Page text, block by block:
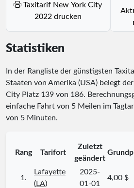
Taxitarif New York City
2022 drucken
Statistiken
In der Rangliste der günstigsten
Staaten von Amerika (USA) belegt
City Platz 139 von 186.
einfache Fahrt von 5 Meilen im
von 5 Minuten.
Rang Tarifort
Zuletzt
geändert
1.
Lafayette
(LA)
2025-
01-01
4,00 $